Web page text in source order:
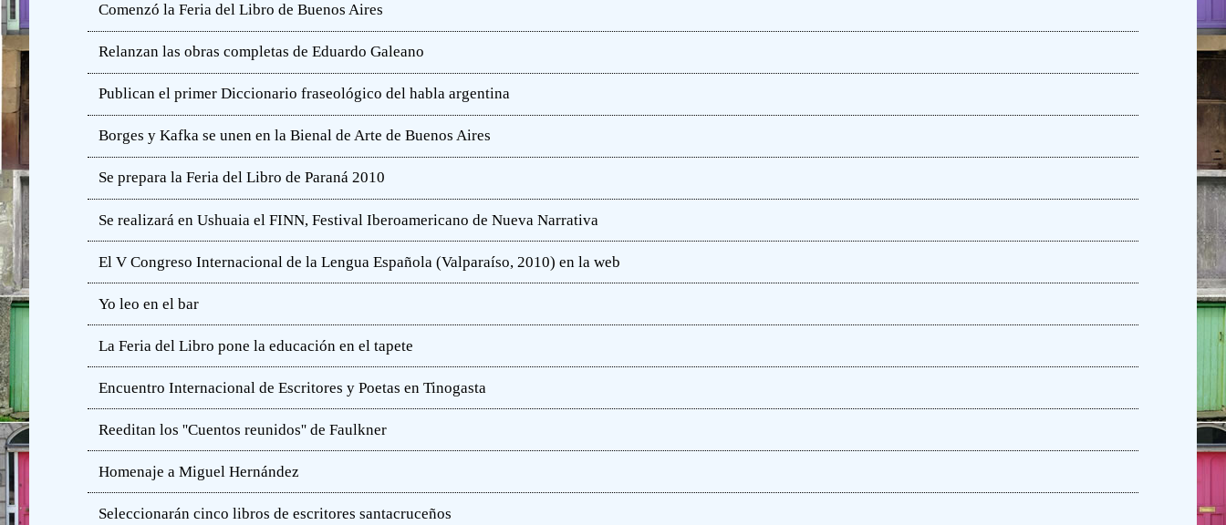
Comenzó la Feria del Libro de Buenos Aires
Relanzan las obras completas de Eduardo Galeano
Publican el primer Diccionario fraseológico del habla argentina
Borges y Kafka se unen en la Bienal de Arte de Buenos Aires
Se prepara la Feria del Libro de Paraná 2010
Se realizará en Ushuaia el FINN, Festival Iberoamericano de Nueva Narrativa
El V Congreso Internacional de la Lengua Española (Valparaíso, 2010) en la web
Yo leo en el bar
La Feria del Libro pone la educación en el tapete
Encuentro Internacional de Escritores y Poetas en Tinogasta
Reeditan los ''Cuentos reunidos'' de Faulkner
Homenaje a Miguel Hernández
Seleccionarán cinco libros de escritores santacruceños